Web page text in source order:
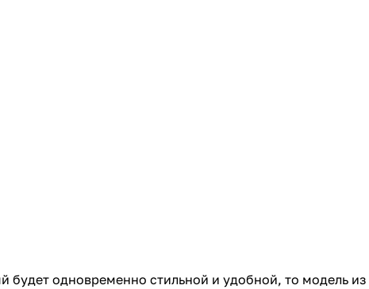
будет одновременно стильной и удобной, то модель